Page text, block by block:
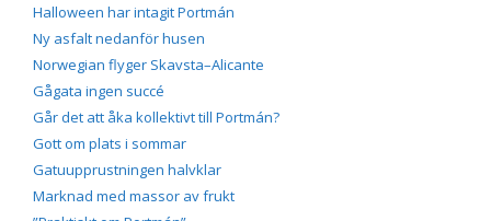
Halloween har intagit Portmán
Ny asfalt nedanför husen
Norwegian flyger Skavsta–Alicante
Gågata ingen succé
Går det att åka kollektivt till Portmán?
Gott om plats i sommar
Gatuupprustningen halvklar
Marknad med massor av frukt